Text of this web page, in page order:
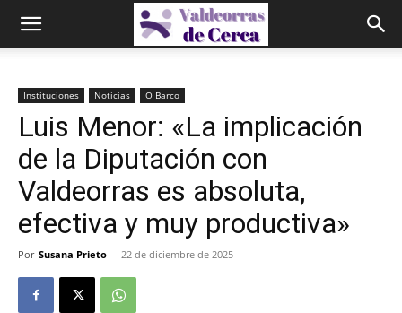
Instituciones Noticias O Barco
Luis Menor: «La implicación
de la Diputación con
Valdeorras es absoluta,
efectiva y muy productiva»
Por Susana Prieto - 22 de diciembre de 2025